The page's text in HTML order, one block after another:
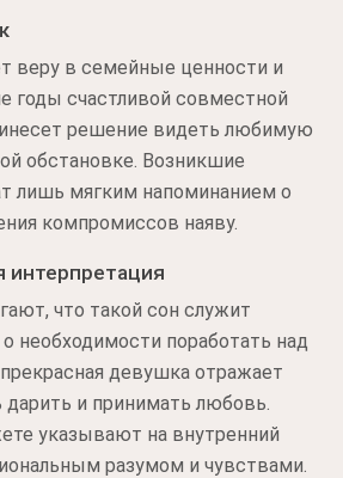
веру в семейные ценности и
годы счастливой совместной
решение видеть любимую
обстановке. Возникшие
лишь мягким напоминанием о
компромиссов наяву.
интерпретация
что такой сон служит
необходимости поработать над
девушка отражает
и принимать любовь.
указывают на внутренний
разумом и чувствами.